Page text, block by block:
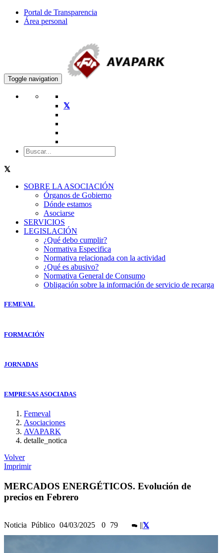
Portal de Transparencia
Área personal
Toggle navigation
SOBRE LA ASOCIACIÓN
Órganos de Gobierno
Dónde estamos
Asociarse
SERVICIOS
LEGISLACIÓN
¿Qué debo cumplir?
Normativa Especifica
Normativa relacionada con la actividad
¿Qué es abusivo?
Normativa General de Consumo
Obligación sobre la información de servicio de recarga
FEMEVAL
FORMACIÓN
JORNADAS
EMPRESAS ASOCIADAS
Femeval
Asociaciones
AVAPARK
detalle_notica
Volver
Imprimir
MERCADOS ENERGÉTICOS. Evolución de
precios en Febrero
Noticia Público 04/03/2025 0 79